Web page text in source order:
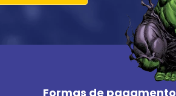
Formas de pagamento